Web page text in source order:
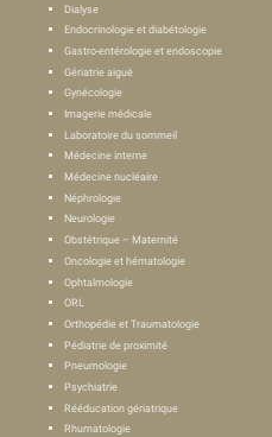
Dialyse
Endocrinologie et diabétologie
Gastro-entérologie et endoscopie
Gériatrie aiguë
Gynécologie
Imagerie médicale
Laboratoire du sommeil
Médecine interne
Médecine nucléaire
Néphrologie
Neurologie
Obstétrique – Maternité
Oncologie et hématologie
Ophtalmologie
ORL
Orthopédie et Traumatologie
Pédiatrie de proximité
Pneumologie
Psychiatrie
Rééducation gériatrique
Rhumatologie